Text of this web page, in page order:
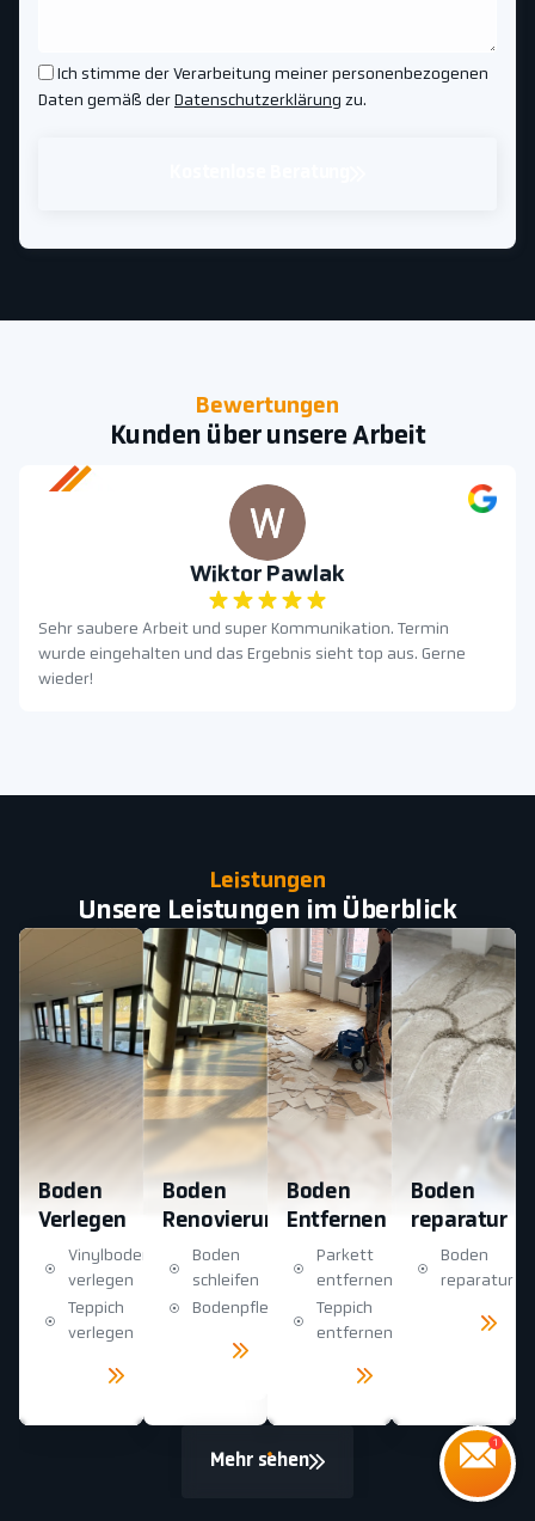
Ich stimme der Verarbeitung meiner personenbezogenen
Daten gemäß der Datenschutzerklärung zu.
Bewertungen
Kunden über unsere Arbeit
Wiktor Pawlak
Sehr saubere Arbeit und super Kommunikation. Termin
wurde eingehalten und das Ergebnis sieht top aus. Gerne
wieder!
Leistungen
Unsere Leistungen im Überblick
Boden
Verlegen
Vinylboden
verlegen
Teppich
verlegen
Boden
Renovierung
Boden
schleifen
Bodenpflege
Boden
Entfernen
Parkett
entfernen
Teppich
entfernen
Boden
reparatur
Boden
reparatur
Mehr sehen